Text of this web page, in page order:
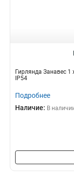
Гирлянда Занавес
IP54
Подробнее
Наличие: В